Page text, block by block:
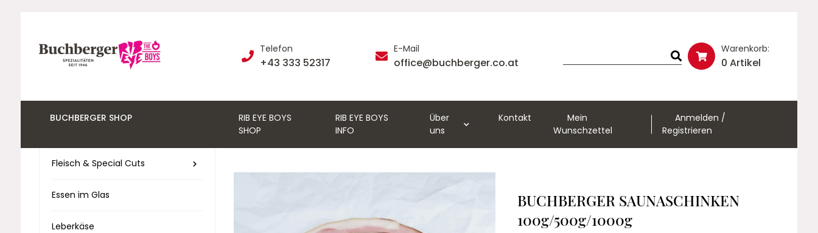
Telefon
+43 333 52317
E-Mail
office@buchberger.co.at
Warenkorb:
0 Artikel
BUCHBERGER SHOP
RIB EYE BOYS
SHOP
RIB EYE BOYS
INFO
Über
uns
Kontakt
Mein
Wunschzettel
Anmelden /
Registrieren
Fleisch & Special Cuts
Essen im Glas
Leberkäse
BUCHBERGER SAUNASCHINKEN
100g/500g/1000g